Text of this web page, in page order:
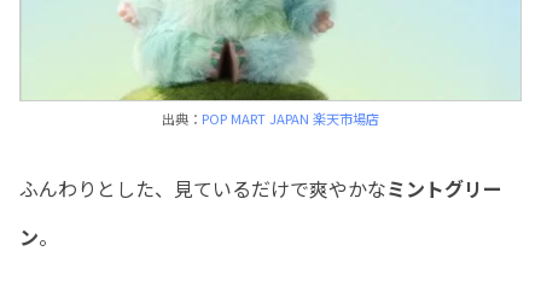
出典： POP MART JAPAN 楽天市場店
ふんわりとした、見ているだけで爽やかなミントグリー
ン。